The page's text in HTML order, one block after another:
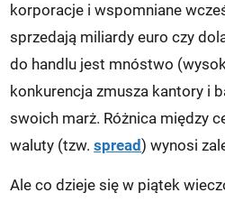
korporacje i wspomniane
sprzedają miliardy euro czy
do handlu jest mnóstwo
konkurencja zmusza kantory i
swoich marż. Różnica między
waluty (tzw.spread) wynosi
Ale co dzieje się w piątek